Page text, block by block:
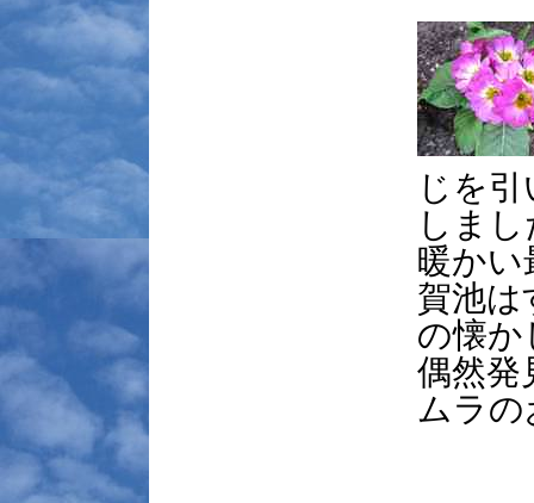
じを
しま
暖かい
賀池は
の懐か
偶然発
ムラの